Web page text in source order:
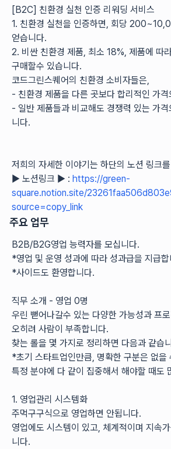
[B2C] 친환경 실천 인증 리워딩 서비스
1. 친환경 실천을 인증하면, 회당
얻습니다.
2. 비싼 친환경 제품, 최소 18%, 제품에 따
구매할수 있습니다.
코드그린스퀘어의 친환경 소비자들은,
- 친환경 제품을 다른 곳보다 합리적인 가격
- 일반 제품들과 비교해도 경쟁력 있는 가
니다.
저희의 자세한 이야기는 하단의 노션 링크
▶ 노션링크 ▶ : https://green-
square.notion.site/
source=copy_link
주요 업무
B2B/B2G영업 능력자를 모십니다.
*영업 및 운영 성과에 따라 성과급을 지급합
*사이드도 환영합니다.
직무 소개 - 영업 0명
우린 뻗어나갈수 있는 다양한 가능성과 프
오히려 사람이 부족합니다.
찾는 롤을 몇 가지로 정리하면 다음과 같습
*초기 스타트업인만큼, 명확한 구분은 없을
특정 분야에 다 같이 집중해서 해야할 때도
1. 영업관리 시스템화
주먹구구식으로 영업하면 안됩니다.
영업에도 시스템이 있고, 체계적이며 지속
니다.